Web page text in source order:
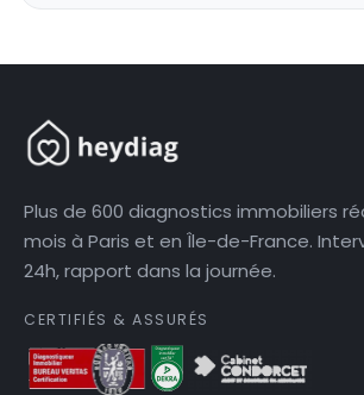
Plus de 600 diagnostics immobiliers
mois à Paris et en Île-de-France.
24h, rapport dans la journée.
CERTIFIÉS & ASSURÉS